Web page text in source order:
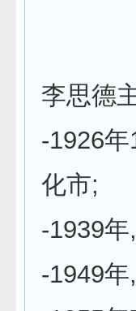
李思德
-1926
化市;
-1939
-1949